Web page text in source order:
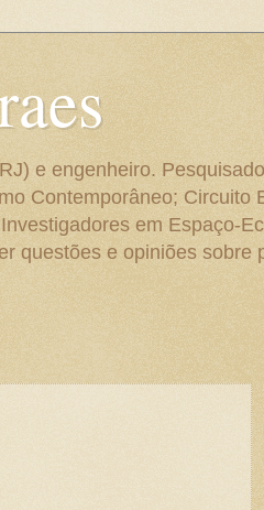
e engenheiro.
Contemporâneo; Circuito
em Espaço-
questões e opiniões sobre